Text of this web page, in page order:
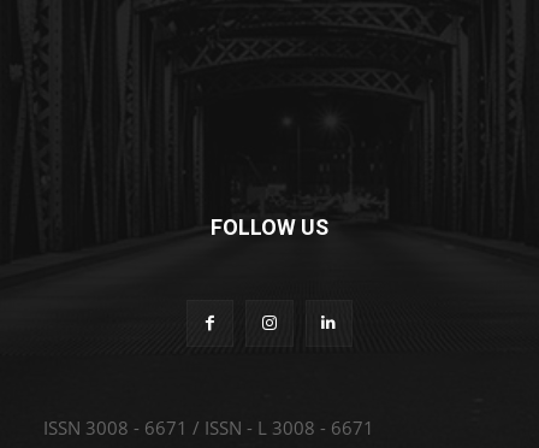
FOLLOW US
ISSN 3008 - 6671 / ISSN - L 3008 - 6671